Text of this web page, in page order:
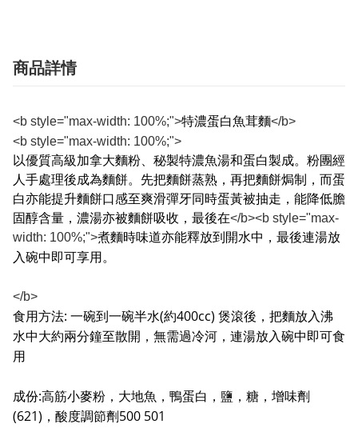
商品詳情
<b style="max-width: 100%;">特濃蛋白魚茸麵</b>
<b style="max-width: 100%;">
以優質高級加拿大麵粉、秘製特濃魚湯和蛋白製成。粉團經
人手處理後成為麵餅。先把麵餅蒸熟，再把麵餅焗制，而蛋
白亦能提升麵餅口感至爽滑彈牙同時蛋黃被抽走，能降低膽
固醇含量，濃湯亦被麵餅吸收，最後在</b><b style="max-
width: 100%;">煮麵時味道亦能釋放到開水中，最後連湯放
入碗中即可享用。
</b>
食用方法: 一碗到一碗半水(約400cc) 煲滾後，把麵放入沸
水中大約兩分鐘至散開，無需過冷河，連湯放入碗中即可食
用
成份:高筋小麥粉，大地魚，鴨蛋白，鹽，糖，增味劑
(621)，酸度調節劑500 501